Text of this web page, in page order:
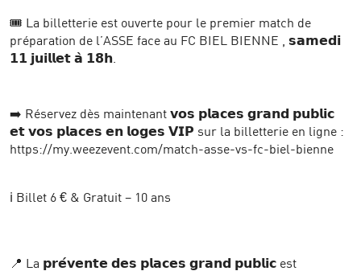
🎟️ La billetterie est ouverte pour le premier match de
préparation de l’ASSE face au FC BIEL BIENNE , 𝘀𝗮𝗺𝗲𝗱𝗶
𝟭𝟭 𝗷𝘂𝗶𝗹𝗹𝗲𝘁 𝗮̀ 𝟭𝟴𝗵.
➡️ Réservez dès maintenant 𝘃𝗼𝘀 𝗽𝗹𝗮𝗰𝗲𝘀 𝗴𝗿𝗮𝗻𝗱 𝗽𝘂𝗯𝗹𝗶𝗰
𝗲𝘁 𝘃𝗼𝘀 𝗽𝗹𝗮𝗰𝗲𝘀 𝗲𝗻 𝗹𝗼𝗴𝗲𝘀 𝗩𝗜𝗣 sur la billetterie en ligne :
https://my.weezevent.com/match-asse-vs-fc-biel-bienne
ℹ️ Billet 6 € & Gratuit – 10 ans
📍 La 𝗽𝗿𝗲́𝘃𝗲𝗻𝘁𝗲 𝗱𝗲𝘀 𝗽𝗹𝗮𝗰𝗲𝘀 𝗴𝗿𝗮𝗻𝗱 𝗽𝘂𝗯𝗹𝗶𝗰 est